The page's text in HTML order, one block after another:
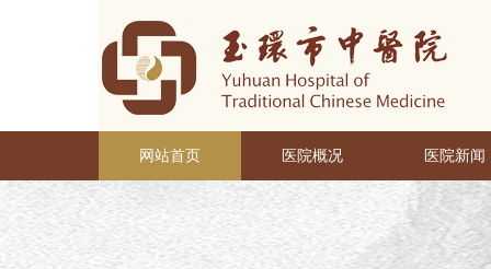
网站首页 医院概况 医院新闻